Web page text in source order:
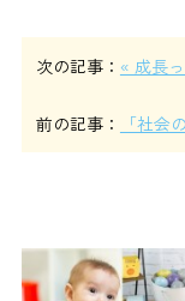
次の記事： « 成長
前の記事： 「社会